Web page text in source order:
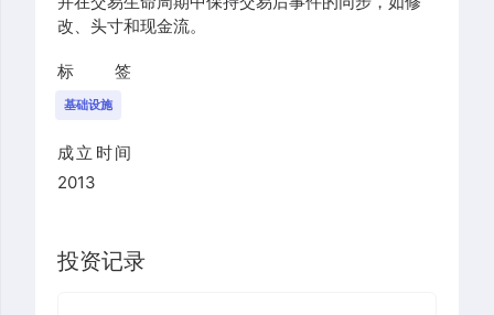
改、头寸和现金流。
标签
基础设施
成立时间
2013
投资记录